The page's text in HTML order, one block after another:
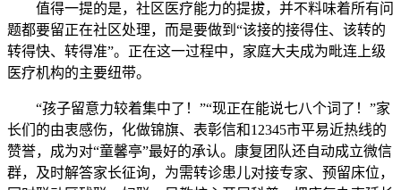
值得一提的是，社区医疗能力的提拔，并不料味着所有问
题都要留正在社区处理，而是要做到“该接的接得住、该转的
转得快、转得准”。正在这一过程中，家庭大夫成为毗连上级
医疗机构的主要纽带。
“孩子留意力较着集中了！”“现正在能说七八个词了！”家
长们的由衷感伤，化做锦旗、表彰信和12345市平易近热线的
赞誉，成为对“童馨亭”最好的承认。康复团队还自动成立微信
群，及时解答家长征询，为需转诊患儿对接专家、预留床位，